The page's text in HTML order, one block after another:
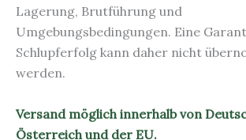
Lagerung, Brutführung und
Umgebungsbedingungen. Eine
Schlupferfolg kann daher nicht
werden.
Versand möglich innerhalb von
Österreich und der EU.